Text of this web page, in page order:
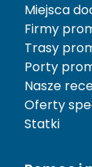
Miejsca
Firmy
Trasy
Porty
Nasze
Oferty
Statki